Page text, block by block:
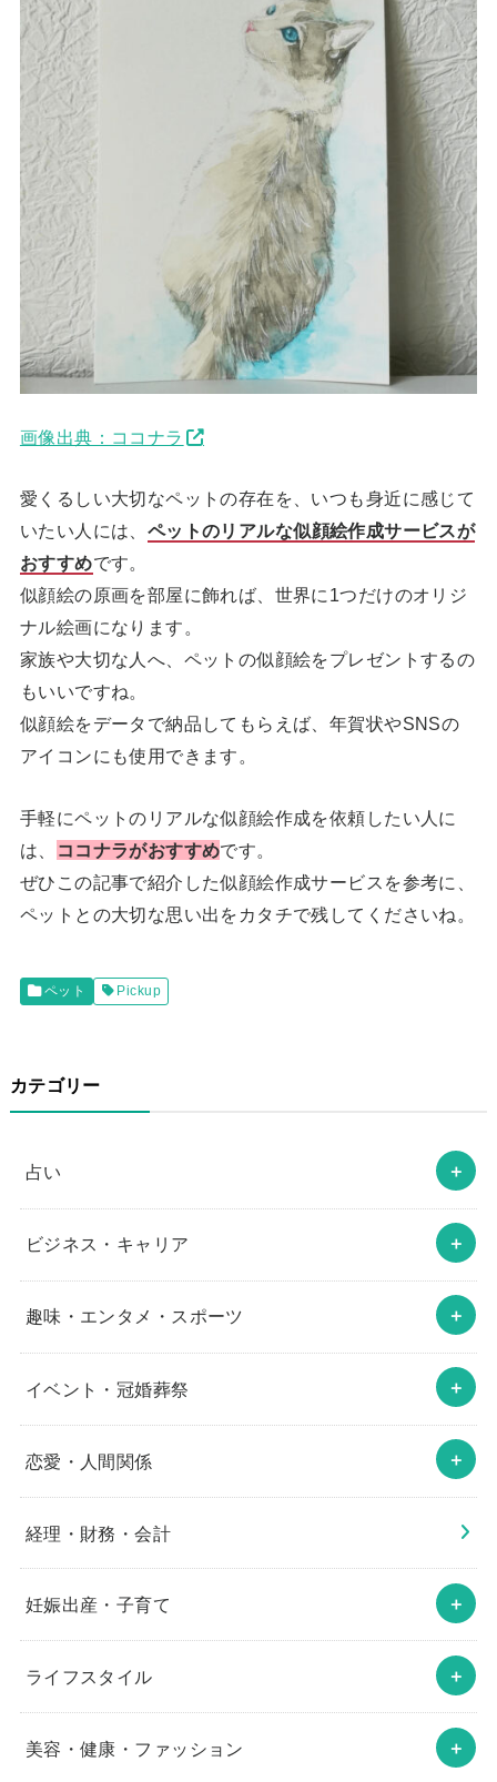
画像出典：ココナラ
愛くるしい大切なペットの存在を、いつも身近に感じて
いたい人には、 ペットのリアルな似顔絵作成サービスが
おすすめです。
似顔絵の原画を部屋に飾れば、世界に1つだけのオリジ
ナル絵画になります。
家族や大切な人へ、ペットの似顔絵をプレゼントするの
もいいですね。
似顔絵をデータで納品してもらえば、年賀状やSNSの
アイコンにも使用できます。
手軽にペットのリアルな似顔絵作成を依頼したい人に
は、
ココナラがおすすめです。
ぜひこの記事で紹介した似顔絵作成サービスを参考に、
ペットとの大切な思い出をカタチで残してくださいね。
ペット Pickup
カテゴリー
占い
ビジネス・キャリア
趣味・エンタメ・スポーツ
イベント・冠婚葬祭
恋愛・人間関係
経理・財務・会計
妊娠出産・子育て
ライフスタイル
美容・健康・ファッション